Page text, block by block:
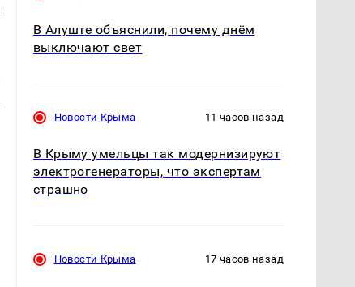
В Алуште объяснили, почему днём
выключают свет
Новости Крыма 11 часов назад
В Крыму умельцы так модернизируют
электрогенераторы, что экспертам
страшно
Новости Крыма 17 часов назад